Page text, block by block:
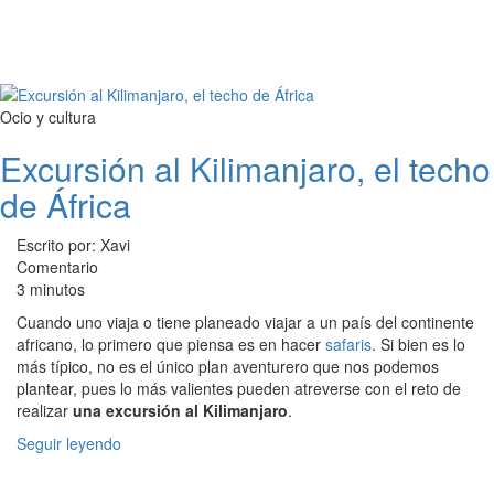
Ocio y cultura
Excursión al Kilimanjaro, el techo
de África
Escrito por: Xavi
Comentario
3 minutos
Cuando uno viaja o tiene planeado viajar a un país del continente
africano, lo primero que piensa es en hacer safaris. Si bien es lo
más típico, no es el único plan aventurero que nos podemos
plantear, pues lo más valientes pueden atreverse con el reto de
realizar una excursión al Kilimanjaro.
Seguir leyendo